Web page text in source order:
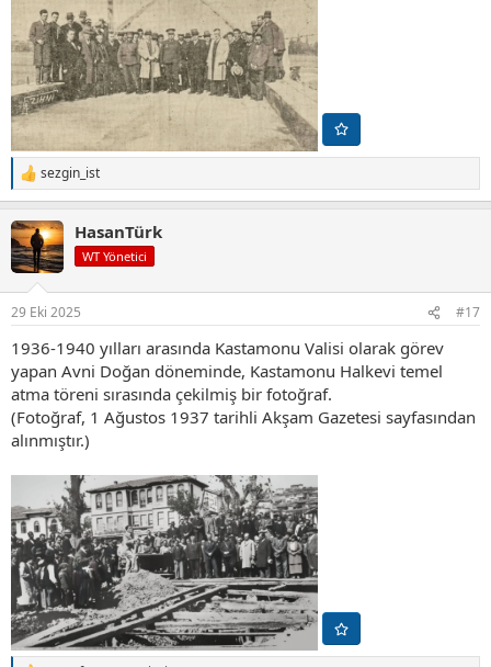
T
e
k
i
l
:
sezgin_ist
HasanTürk
WT Yönetici
29 Eki 2025 #17
1936-1940 yılları arasında Kastamonu Valisi olarak görev
yapan Avni Doğan döneminde, Kastamonu Halkevi temel
atma töreni sırasında çekilmiş bir fotoğraf.
(Fotoğraf, 1 Ağustos 1937 tarihli Akşam Gazetesi sayfasından
alınmıştır.)